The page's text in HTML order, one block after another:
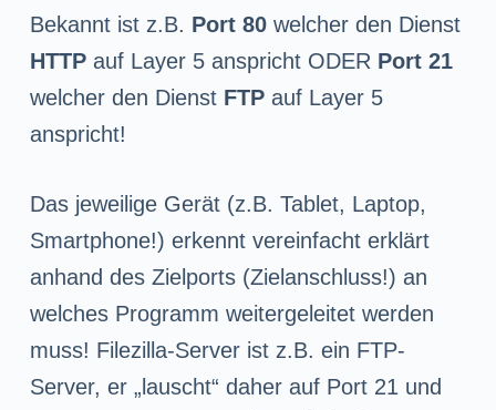
Bekannt ist z.B. Port 80welcher den Dienst
HTTPauf Layer 5 anspricht ODER Port 21
welcher den Dienst FTPauf Layer 5
anspricht!
Das jeweilige Gerät (z.B. Tablet, Laptop,
Smartphone!) erkennt vereinfacht erklärt
anhand des Zielports (Zielanschluss!) an
welches Programm weitergeleitet werden
muss! Filezilla-Server ist z.B. ein FTP-
Server, er „lauscht“ daher auf Port 21 und